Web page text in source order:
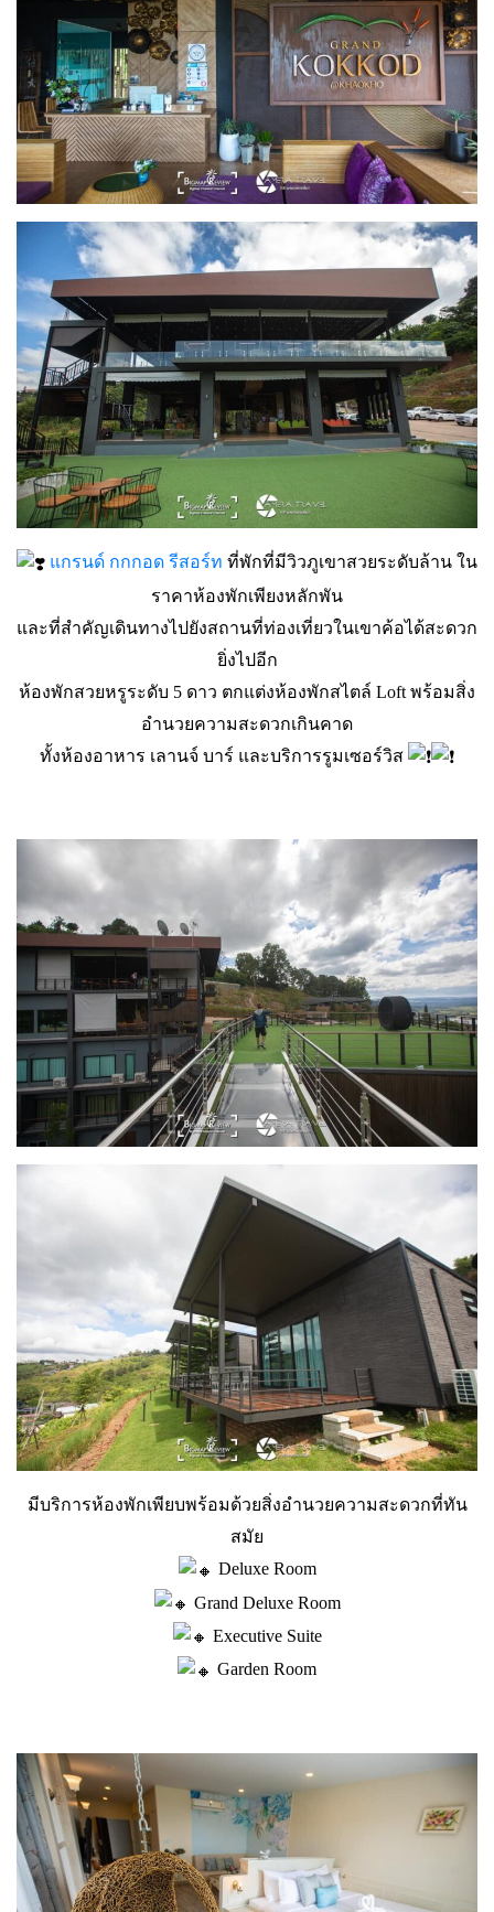
แกรนด์ กกกอด รีสอร์ท ที่พักที่มีวิวภูเขาสวยระดับล้าน ใน
ราคาห้องพักเพียงหลักพัน
และที่สำคัญเดินทางไปยังสถานที่ท่องเที่ยวในเขาค้อได้สะดวก
ยิ่งไปอีก
ห้องพักสวยหรูระดับ 5 ดาว ตกแต่งห้องพักสไตล์ Loft พร้อมสิ่ง
อำนวยความสะดวกเกินคาด
ทั้งห้องอาหาร เลานจ์ บาร์ และบริการรูมเซอร์วิส
มีบริการห้องพักเพียบพร้อมด้วยสิ่งอำนวยความสะดวกที่ทัน
สมัย
Deluxe Room
Grand Deluxe Room
Executive Suite
Garden Room